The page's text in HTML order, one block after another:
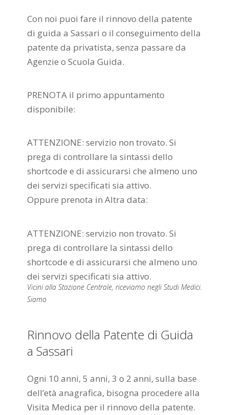
Con noi puoi fare il rinnovo della patente
di guida a Sassari o il conseguimento della
patente da privatista, senza passare da
Agenzie o Scuola Guida.
PRENOTA il primo appuntamento
disponibile:
ATTENZIONE: servizio non trovato. Si
prega di controllare la sintassi dello
shortcode e di assicurarsi che almeno uno
dei servizi specificati sia attivo.
Oppure prenota in Altra data:
ATTENZIONE: servizio non trovato. Si
prega di controllare la sintassi dello
shortcode e di assicurarsi che almeno uno
dei servizi specificati sia attivo.
Vicini alla Stazione Centrale, riceviamo negli Studi Medici.
Siamo
Rinnovo della Patente di Guida
a Sassari
Ogni 10 anni, 5 anni, 3 o 2 anni, sulla base
dell’età anagrafica, bisogna procedere alla
Visita Medica per il rinnovo della patente.